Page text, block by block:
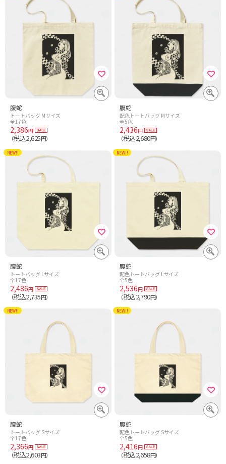
腹蛇
トートバッグ Mサイズ
全17色
2,386円
（税込2,625円）
腹蛇
配色トートバッグ Mサイズ
全5色
2,436円
（税込2,680円）
腹蛇
トートバッグ Lサイズ
全17色
2,486円
（税込2,735円）
NEW!!
腹蛇
配色トートバッグ Lサイズ
全5色
2,536円
（税込2,790円）
NEW!!
腹蛇
トートバッグ Sサイズ
全17色
2,366円
（税込2,603円）
NEW!!
腹蛇
配色トートバッグ Sサイズ
全5色
2,416円
（税込2,658円）
NEW!!